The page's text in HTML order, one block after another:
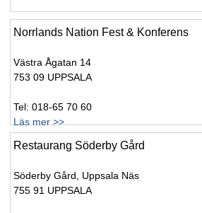
Norrlands Nation Fest & Konferens
Västra Ågatan 14
753 09 UPPSALA
Tel: 018-65 70 60
Läs mer >>
Restaurang Söderby Gård
Söderby Gård, Uppsala Näs
755 91 UPPSALA